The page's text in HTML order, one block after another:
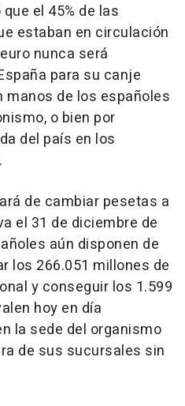
el 45% de las
estaban en circulación
nunca será
para su canje
manos de los españoles
o bien por
del país en los
de cambiar pesetas a
el 31 de diciembre de
aún disponen de
los 266.051 millones de
y conseguir los 1.599
hoy en día
la sede del organismo
de sus sucursales sin